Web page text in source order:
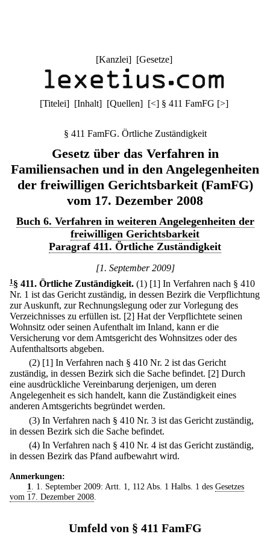
[Kanzlei] [Gesetze]
[Titelei] [Inhalt] [Quellen] [<] § 411 FamFG [>]
§ 411 FamFG. Örtliche Zuständigkeit
Gesetz über das Verfahren in
Familiensachen und in den Angelegenheiten
der freiwilligen Gerichtsbarkeit (FamFG)
vom 17. Dezember 2008
Buch 6. Verfahren in weiteren Angelegenheiten der
freiwilligen Gerichtsbarkeit
Paragraf 411. Örtliche Zuständigkeit
[1. September 2009]
1 § 411. Örtliche Zuständigkeit. (1) [1] In Verfahren nach § 410
Nr. 1 ist das Gericht zuständig, in dessen Bezirk die Verpflichtung
zur Auskunft, zur Rechnungslegung oder zur Vorlegung des
Verzeichnisses zu erfüllen ist. [2] Hat der Verpflichtete seinen
Wohnsitz oder seinen Aufenthalt im Inland, kann er die
Versicherung vor dem Amtsgericht des Wohnsitzes oder des
Aufenthaltsorts abgeben.
(2) [1] In Verfahren nach § 410 Nr. 2 ist das Gericht
zuständig, in dessen Bezirk sich die Sache befindet. [2] Durch
eine ausdrückliche Vereinbarung derjenigen, um deren
Angelegenheit es sich handelt, kann die Zuständigkeit eines
anderen Amtsgerichts begründet werden.
(3) In Verfahren nach § 410 Nr. 3 ist das Gericht zuständig,
in dessen Bezirk sich die Sache befindet.
(4) In Verfahren nach § 410 Nr. 4 ist das Gericht zuständig,
in dessen Bezirk das Pfand aufbewahrt wird.
Anmerkungen:
1
. 1. September 2009: Artt. 1, 112 Abs. 1 Halbs. 1 des Gesetzes
vom 17. Dezember 2008
Umfeld von § 411 FamFG